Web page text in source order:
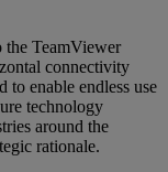
the TeamViewer
connectivity
to enable endless use
technology
around the
rationale.